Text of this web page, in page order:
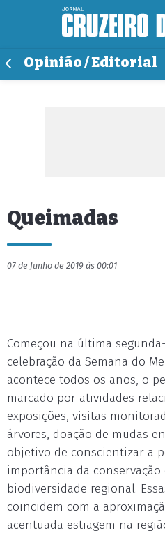
Opinião / Editorial
Queimadas
07 de Junho de 2019 às 00:01
Começou na última
celebração da Semana do
acontece todos os anos, o
marcado por atividades
exposições, visitas
árvores, doação de mudas
objetivo de conscientizar a
importância da conservação
biodiversidade regional.
coincidem com a
acentuada estiagem na